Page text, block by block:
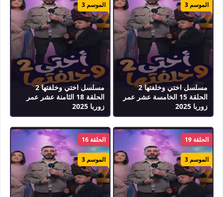
مسلسل اختي وخلفتها 2
الحلقة 15 الخامسة عشر عمر
زوربا 2025
الموسم 3
مسلسل اختي وخلفتها 2
الحلقة 18 الثامنة عشر عمر
زوربا 2025
الموسم 3
الحلقة 19
الموسم 3
الحلقة 16
الموسم 3